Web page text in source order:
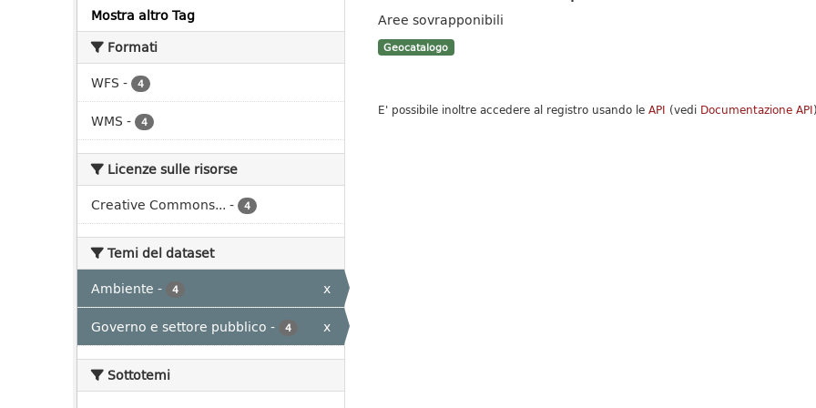
Mostra altro Tag
Formati
WFS - 4
WMS - 4
Licenze sulle risorse
Creative Commons... - 4
Temi del dataset
Ambiente - 4
x
Governo e settore pubblico - 4 x
Sottotemi
Aree sovrapponibili
Geocatalogo
E' possibile inoltre accedere al registro usando le API (vedi Documentazione API